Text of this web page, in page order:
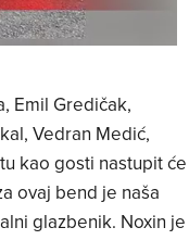
Emil Gredičak,
Vedran Medić,
kao gosti nastupit će
ovaj bend je naša
glazbenik. Noxin je